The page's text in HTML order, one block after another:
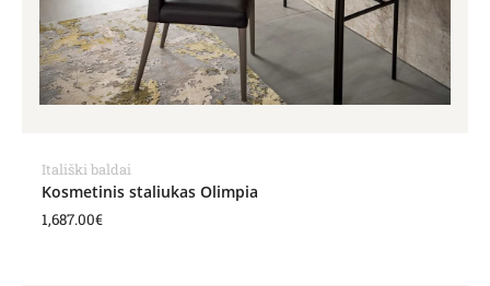
Itališki baldai
Kosmetinis staliukas Olimpia
1,687.00€